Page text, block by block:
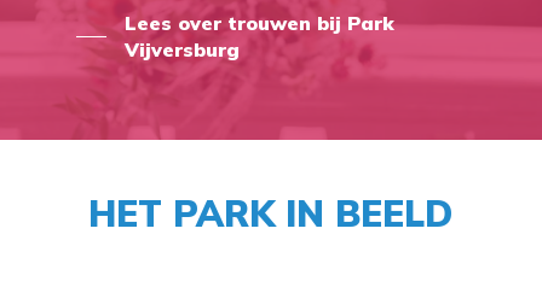
Lees over trouwen bij Park
Vijversburg
HET PARK IN BEELD